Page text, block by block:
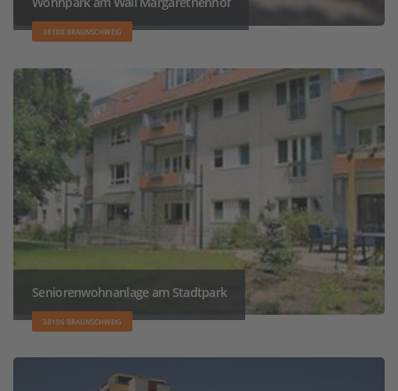
38100 BRAUNSCHWEIG
Seniorenwohnanlage am Stadtpark
38106 BRAUNSCHWEIG